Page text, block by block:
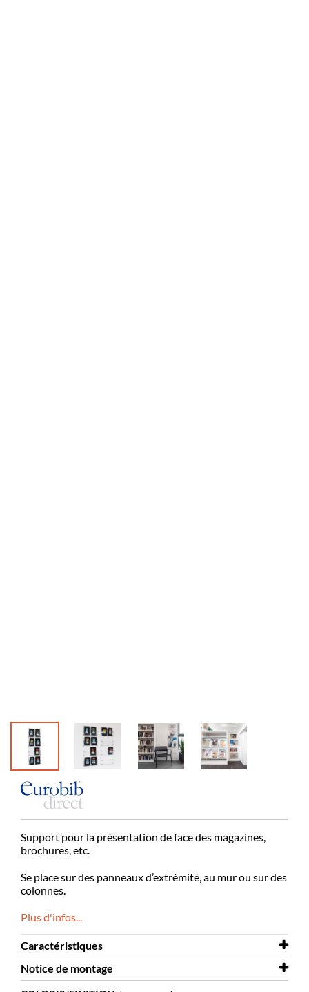
Support pour la présentation de face des magazines,
brochures, etc.
Se place sur des panneaux d’extrémité, au mur ou sur des
colonnes.
Plus d'infos...
Caractéristiques
Largeur
480 mm
Notice de montage